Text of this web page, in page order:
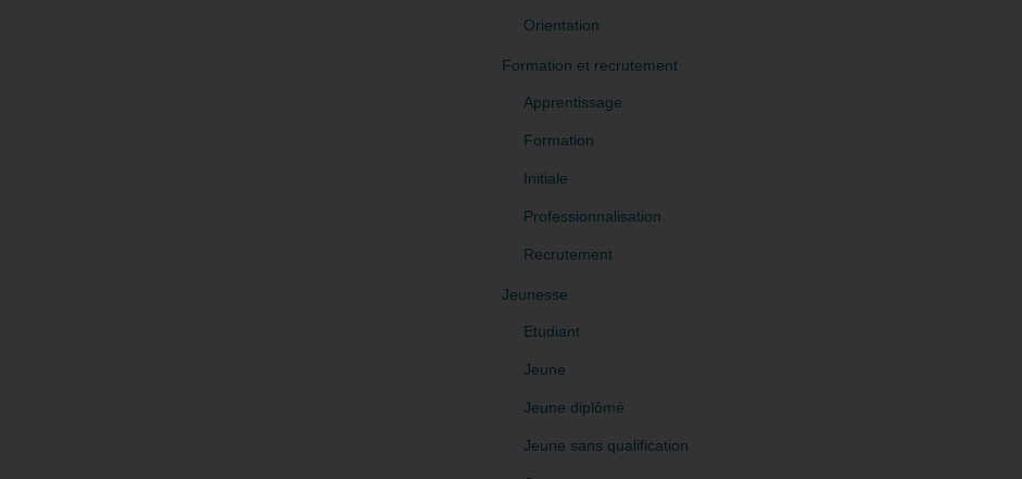
Orientation
Formation et recrutement
Apprentissage
Formation
Initiale
Professionnalisation
Recrutement
Jeunesse
Etudiant
Jeune
Jeune diplômé
Jeune sans qualification